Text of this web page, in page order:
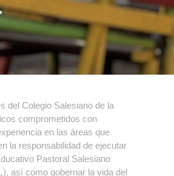
del Colegio Salesiano de la
comprometidos con
en las áreas que
la responsabilidad de ejecutar
Pastoral Salesiano
así como gobernar la vida del